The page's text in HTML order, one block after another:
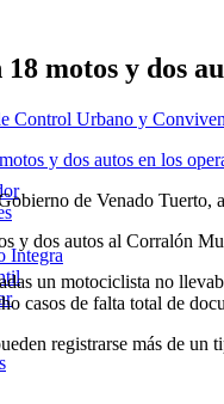
Integra
motos y dos
Control Urbano y
de Venado
y dos autos al Corralón
un motociclista no
casos de falta total de
registrarse más de un